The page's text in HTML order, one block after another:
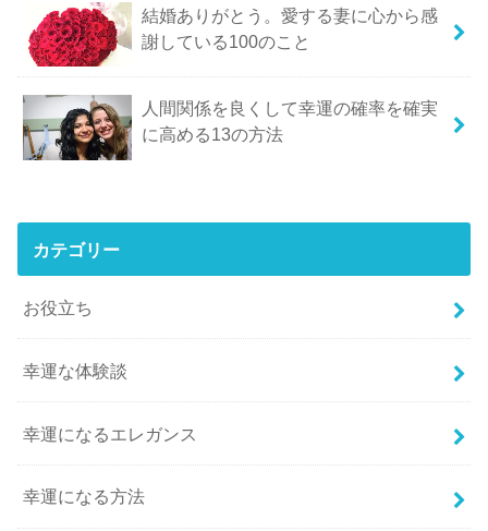
結婚ありがとう。愛する妻に心から感
謝している100のこと
人間関係を良くして幸運の確率を確実
に高める13の方法
カテゴリー
お役立ち
幸運な体験談
幸運になるエレガンス
幸運になる方法